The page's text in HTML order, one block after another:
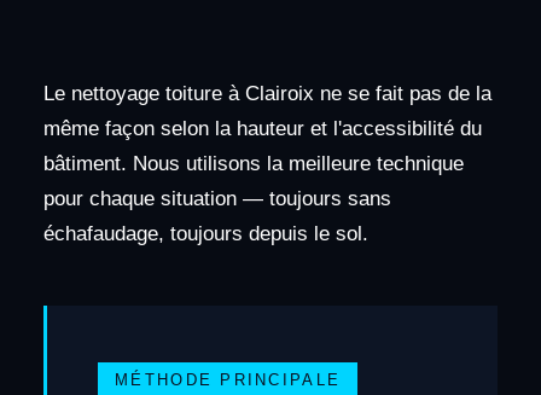
Le nettoyage toiture à Clairoix ne se fait pas de la
même façon selon la hauteur et l'accessibilité du
bâtiment. Nous utilisons la meilleure technique
pour chaque situation — toujours sans
échafaudage, toujours depuis le sol.
MÉTHODE PRINCIPALE